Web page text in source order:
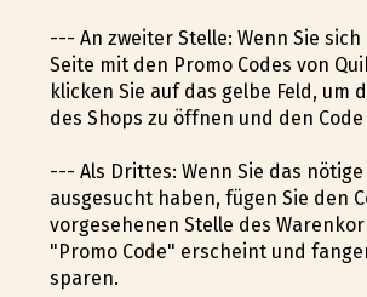
--- An zweiter Stelle: Wenn Sie
Seite mit den Promo Codes von
klicken Sie auf das gelbe Feld, um
des Shops zu öffnen und den
--- Als Drittes: Wenn Sie das
ausgesucht haben, fügen Sie den
vorgesehenen Stelle des
"Promo Code" erscheint und
sparen.